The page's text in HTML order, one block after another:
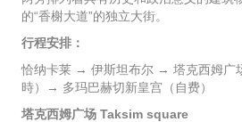
的“香榭大道”的独立大街。
行程安排：
恰纳卡莱 → 伊斯坦布尔 → 塔克西姆广
時）→ 多玛巴赫切新皇宫（自费）
塔克西姆广场 Taksim square